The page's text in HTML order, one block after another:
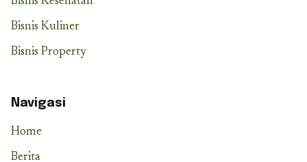
Bisnis Kuliner
Bisnis Property
Navigasi
Home
Berita